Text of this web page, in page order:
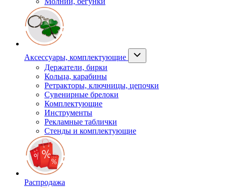
Аксессуары, комплектующие
Держатели, бирки
Кольца, карабины
Ретракторы, ключницы, цепочки
Сувенирные брелоки
Комплектующие
Инструменты
Рекламные таблички
Стенды и комплектующие
Распродажа